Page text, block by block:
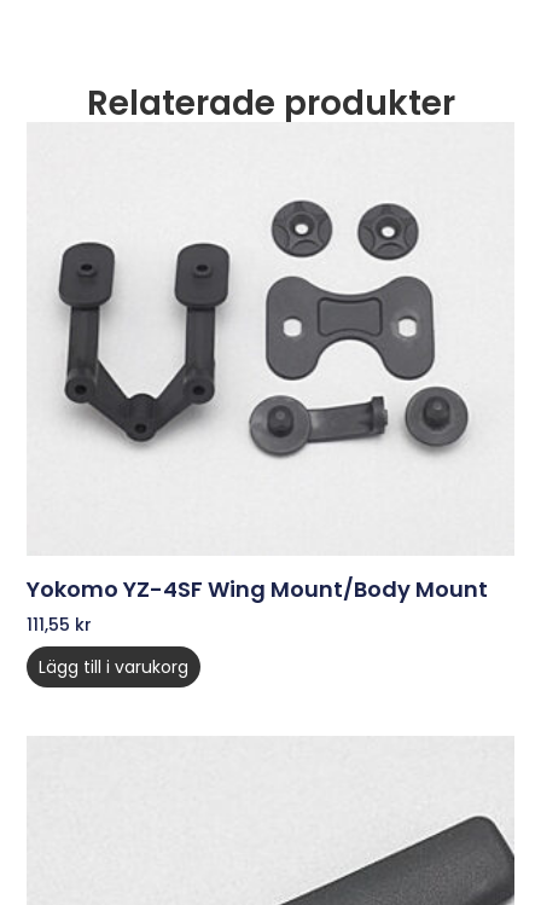
Relaterade produkter
Yokomo YZ-4SF Wing Mount/Body Mount
111,55 kr
Lägg till i varukorg